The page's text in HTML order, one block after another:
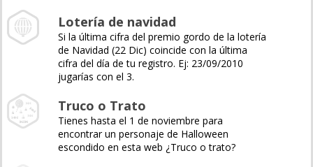
Lotería de navidad
Si la última cifra del premio gordo de la lotería
de Navidad (22 Dic) coincide con la última
cifra del día de tu registro. Ej: 23/09/2010
jugarías con el 3.
Truco o Trato
Tienes hasta el 1 de noviembre para
encontrar un personaje de Halloween
escondido en esta web ¿Truco o trato?